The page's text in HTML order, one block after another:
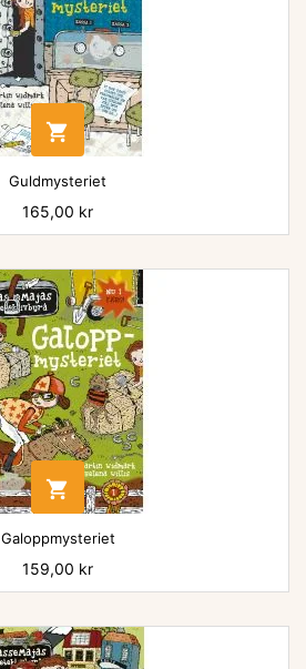

Guldmysteriet
Pris
165,00 kr

Galoppmysteriet
Pris
159,00 kr